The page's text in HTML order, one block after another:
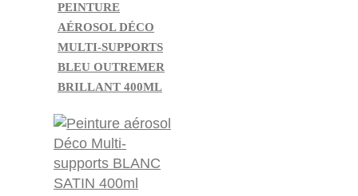
PEINTURE
AÉROSOL DÉCO
MULTI-SUPPORTS
BLEU OUTREMER
BRILLANT 400ML